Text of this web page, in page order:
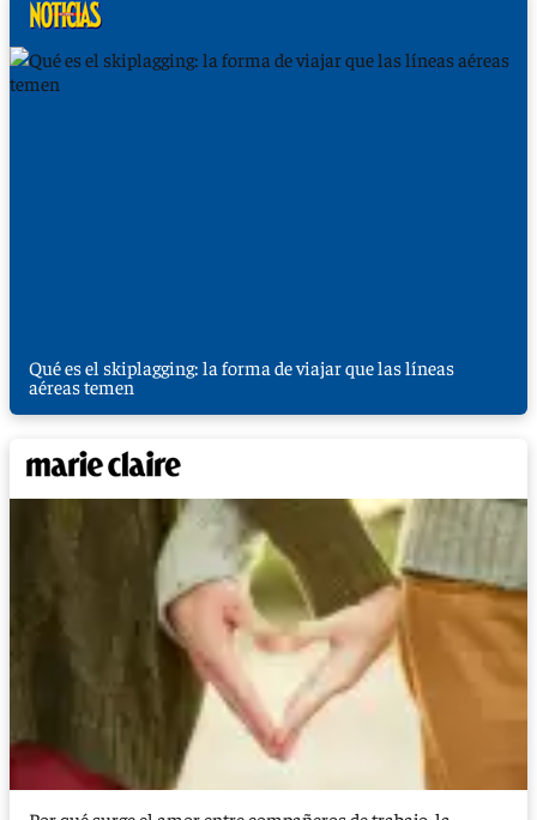
Qué es el skiplagging: la forma de viajar que las líneas
aéreas temen